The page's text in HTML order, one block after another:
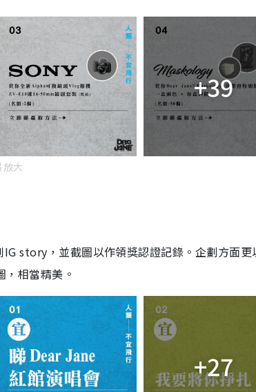
+39
放大
story，並截圖以作領獎認證記錄。企劃方面更
相當精美。
+27